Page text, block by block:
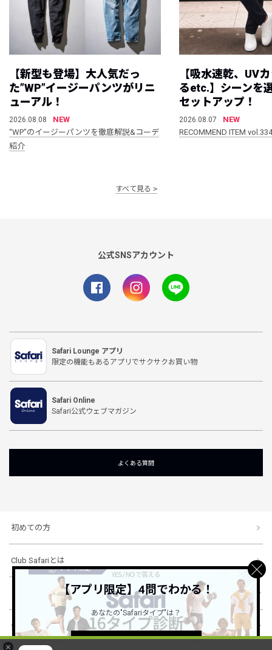
×
【新型も登場】大人気だっ
た”WP”イージーパンツがリニ
ューアル！
2026.08.08
NEW
“WP”のイージーパンツを徹底解説&コーデ
紹介
【吸水速乾、UV
るetc.】シーンを
セットアップ！
2026.08.07
NEW
RECOMMEND ITEM vol.334
すべて見る
公式SNSアカウント
Safari Lounge アプリ
限定の機能もあるアプリでサクサクお買い物
Safari Online
Safari公式ウェブマガジン
よくある質問
初めての方
Club Safariとは
ショッピングガイド
会社概要・規約
【アプリ限定】4問でわかる！
あなたの"Safariタイプ"は？
詳しくはこちら ＞